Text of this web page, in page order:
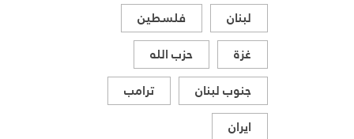
لبنان
فلسطين
غزة
حزب الله
جنوب لبنان
ترامب
ايران